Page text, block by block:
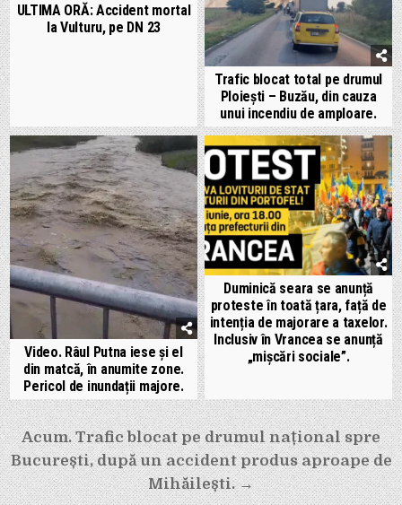
ULTIMA ORĂ: Accident mortal
la Vulturu, pe DN 23
Trafic blocat total pe drumul
Ploiești – Buzău, din cauza
unui incendiu de amploare.
Video. Râul Putna iese și el
din matcă, în anumite zone.
Pericol de inundații majore.
Duminică seara se anunță
proteste în toată țara, față de
intenția de majorare a taxelor.
Inclusiv în Vrancea se anunță
„mișcări sociale”.
Navigare
în
articole
Acum. Trafic blocat pe drumul național spre
București, după un accident produs aproape de
Mihăilești. →